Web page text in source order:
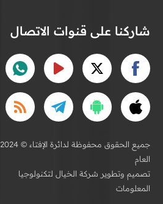
شاركنا على قنوات الاتصال
2024 © جميع الحقوق محفوظة لدائرة الإفتاء
العام
تصميم وتطوير شركة الخيال لتكنولوجيا
المعلومات